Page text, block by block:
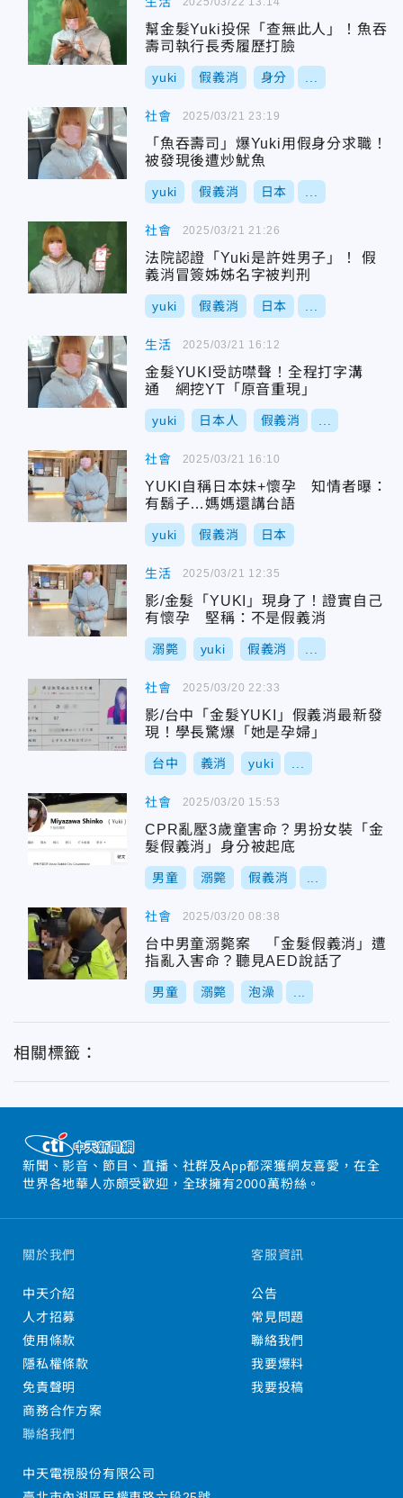
幫金髮Yuki投保「查無此人」！魚吞
壽司執行長秀履歷打臉
yuki 假義消 身分
社會
「魚吞壽司」爆Yuki用假身分求職！
被發現後遭炒魷魚
yuki 假義消 日本
2025/03/21 23:19
社會
法院認證「Yuki是許姓男子」！ 假
義消冒簽姊姊名字被判刑
yuki 假義消 日本
2025/03/21 21:26
生活
金髮YUKI受訪噤聲！全程打字溝
通 網挖YT「原音重現」
yuki 日本人 假義消
2025/03/21 16:12
社會
YUKI自稱日本妹+懷孕 知情者曝：
有鬍子…媽媽還講台語
yuki 假義消 日本
2025/03/21 16:10
生活
影/金髮「YUKI」現身了！證實自己
有懷孕 堅稱：不是假義消
溺斃 yuki 假義消
2025/03/21 12:35
社會
影/台中「金髮YUKI」假義消最新發
現！學長驚爆「她是孕婦」
台中 義消 yuki
2025/03/20 22:33
社會
CPR亂壓3歲童害命？男扮女裝「金
髮假義消」身分被起底
男童 溺斃 假義消
2025/03/20 15:53
社會
台中男童溺斃案 「金髮假義消」遭
指亂入害命？聽見AED說話了
男童 溺斃 泡澡
2025/03/20 08:38
相關標籤：
新聞、影音、節目、直播、社群及App都深獲網友喜愛，在全
世界各地華人亦頗受歡迎，全球擁有2000萬粉絲。
關於我們
中天介紹
人才招募
使用條款
隱私權條款
免責聲明
商務合作方案
客服資訊
公告
常見問題
聯絡我們
我要爆料
我要投稿
聯絡我們
中天電視股份有限公司